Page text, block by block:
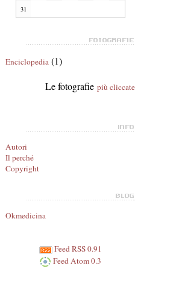
31
Enciclopedia (1)
Le fotografie più cliccate
Autori
Il perché
Copyright
Okmedicina
Feed RSS 0.91
Feed Atom 0.3